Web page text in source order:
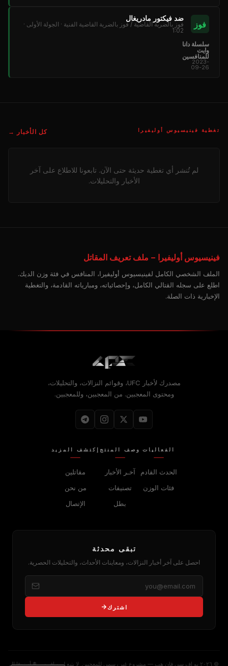
فوز
ضد فيكتور مادريغال
فوز بالضربة القاضية / فوز بالضربة القاضية الفنية · الجولة الأولى ·
1:02
سلسلة دانا
وايت
للمنافسين
2023-
09-26
تغطية فينيسيوس أوليفيرا كل الأخبار →
لم تُنشر أي تغطية حديثة حتى الآن. تابعونا للاطلاع على آخر
الأخبار والتحليلات.
فينيسيوس أوليفيرا – ملف تعريف المقاتل
الملف الشخصي الكامل لفينيسيوس أوليفيرا، المنافس في فئة وزن الديك.
اطلع على سجله القتالي الكامل، وإحصائياته، ومبارياته القادمة، والتغطية
الإخبارية ذات الصلة.
مصدرك لأخبار UFC، وقوائم النزالات، والتحليلات،
ومحتوى المعجبين. من المعجبين، وللمعجبين.
الفعاليات
الحدث القادم
فئات الوزن
وصف المنتج
آخـر الأخبار
تصنيفات
بطل
إكتشف المزيد
مقاتلين
من نحن
الإتصال
تبقى محدثة
احصل على آخر أخبار النزالات، ومعاينات الأحداث، والتحليلات الحصرية.
اشترك
© ٢٠٢٦ يو إف سي فان هب — مشروع غير رسمي للمعجبين. لا يتبع لـ يو إف سي® أو زوفا إل